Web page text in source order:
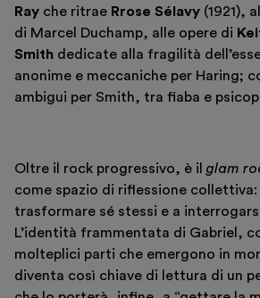
Ray che ritrae Rrose Sélavy (1921),
di Marcel Duchamp, alle opere di
Smith dedicate alla fragilità
anonime e meccaniche per Haring;
ambigui per Smith, tra fiaba e
Oltre il rock progressivo, è ilglam
come spazio di riflessione collettiva:
trasformare sé stessi e a
L’identità frammentata di Gabriel,
molteplici parti che emergono in
diventa così chiave di lettura di un